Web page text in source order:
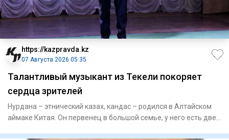
https://kazpravda.kz
07 Августа 2026 05:35
Талантливый музыкант из Текели покоряет
сердца зрителей
Нурдана – этнический казах, кандас – родился в Алтайском
аймаке Китая. Он первенец в большой семье, у него есть две